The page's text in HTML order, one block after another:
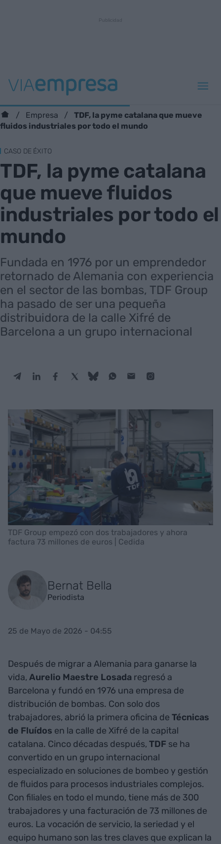
Empresa
TDF, la pyme catalana que mueve
fluidos industriales por todo el mundo
CASO DE ÉXITO
TDF, la pyme catalana
que mueve fluidos
industriales por todo el
mundo
Fundada en 1976 por un emprendedor
retornado de Alemania con experiencia
en el sector de las bombas, TDF Group
ha pasado de ser una pequeña
distribuidora de la calle Xifré de
Barcelona a un grupo internacional
TDF Group empezó con dos trabajadores y ahora
factura 73 millones de euros | Cedida
Bernat Bella
Periodista
25 de Mayo de 2026 - 04:55
Después de migrar a Alemania para ganarse la
vida, Aurelio Maestre Losada regresó a
Barcelona y fundó en 1976 una empresa de
distribución de bombas. Con solo dos
trabajadores, abrió la primera oficina de Técnicas
de Fluídos en la calle de Xifré de la capital
catalana. Cinco décadas después, TDF se ha
convertido en un grupo internacional
especializado en soluciones de bombeo y gestión
de fluidos para procesos industriales complejos.
Con filiales en todo el mundo, tiene más de 300
trabajadores y una facturación de 73 millones de
euros. La vocación de servicio, la seriedad y el
equipo humano son las tres claves que explican la